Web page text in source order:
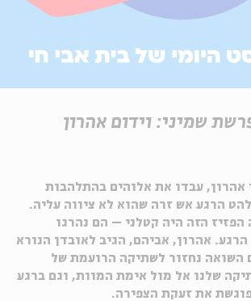
אהרון, עבדו את אלוהים בהתלהבות
הרגע אש זרה שהוא לא ציווה עליה.
הזה היה קטלני – הם נהרגו
אהרון, אביהם, הגיב לאובדן הנורא
השואה נחזור לשתיקה הרועמת של
שלנו אל מול אימת המוות, וגם ברגע
את זעקת הצפירה.